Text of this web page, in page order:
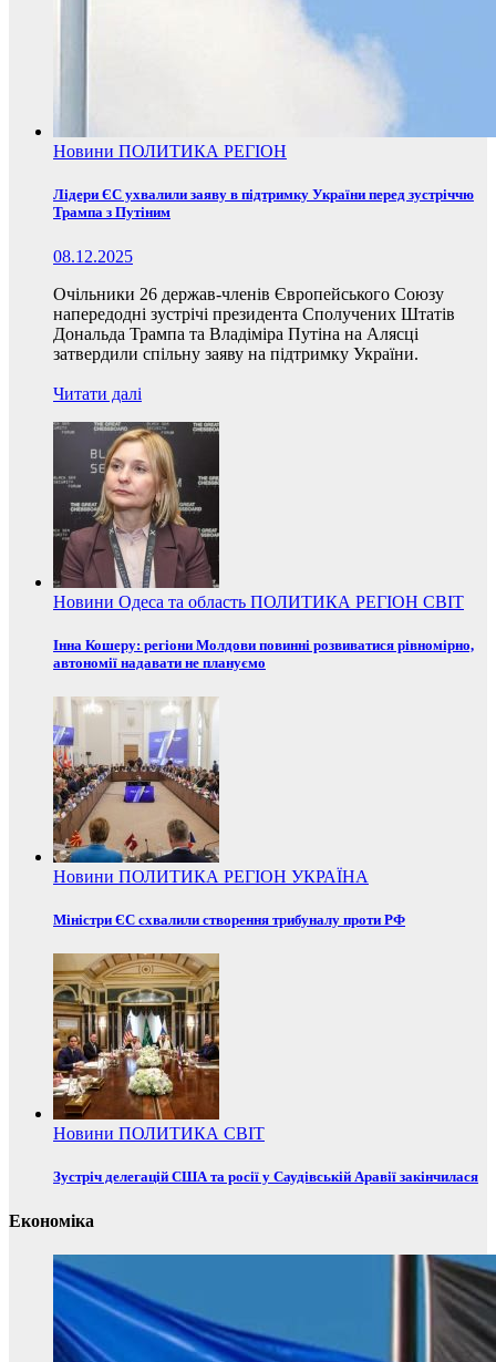
Новини ПОЛИТИКА РЕГІОН
Лідери ЄС ухвалили заяву в підтримку України перед зустріччю
Трампа з Путіним
08.12.2025
Очільники 26 держав-членів Європейського Союзу
напередодні зустрічі президента Сполучених Штатів
Дональда Трампа та Владіміра Путіна на Алясці
затвердили спільну заяву на підтримку України.
Читати далі
Новини Одеса та область ПОЛИТИКА РЕГІОН СВІТ
Інна Кошеру: регіони Молдови повинні розвиватися рівномірно,
автономії надавати не плануємо
Новини ПОЛИТИКА РЕГІОН УКРАЇНА
Міністри ЄС схвалили створення трибуналу проти РФ
Новини ПОЛИТИКА СВІТ
Зустріч делегацій США та росії у Саудівській Аравії закінчилася
Економіка